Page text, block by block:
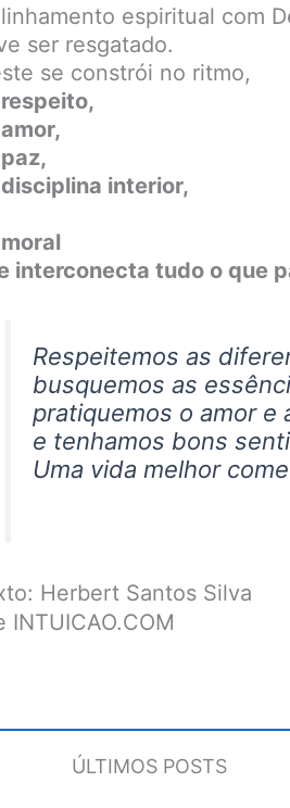
espiritual com
ser resgatado.
se constrói no ritmo,
interior,
interconecta tudo o que
Respeitemos as
busquemos as
pratiquemos o amor e
e tenhamos bons
Uma vida melhor
Herbert Santos Silva
INTUICAO.COM
ÚLTIMOS POSTS